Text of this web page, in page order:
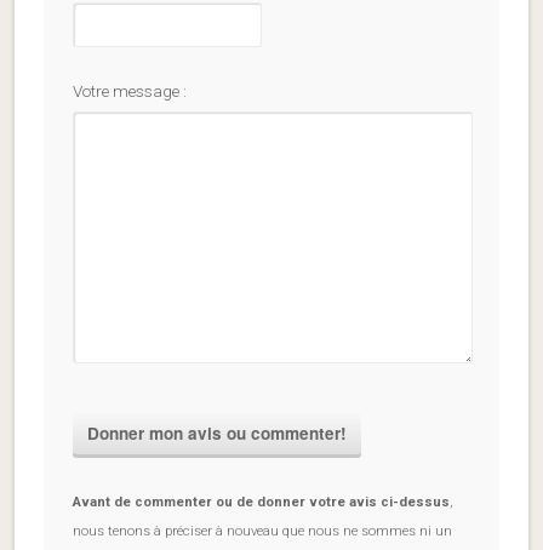
Votre message :
Avant de commenter ou de donner votre avis ci-dessus,
nous tenons à préciser à nouveau que nous ne sommes ni un